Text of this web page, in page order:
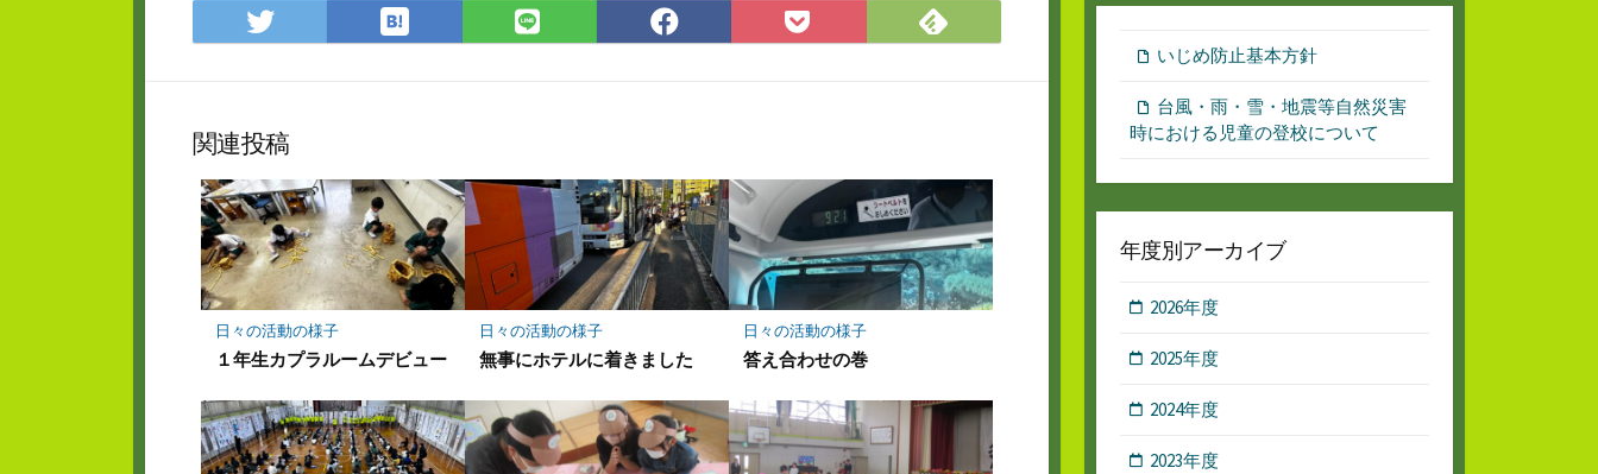
Twitter
で
ア
は
て
マ
ー
ク
に
保
LINE
で
Facebook
で
Pocket
に
Feedly
で
関連投稿
日々の活動の様子
１年生カプラルームデビュー
日々の活動の様子
無事にホテルに着きました
日々の活動の様子
答え合わせの巻
いじめ防止基本方針
台風・雨・雪・地震等自然災害
時における児童の登校について
年度別アーカイブ
2026年度
2025年度
2024年度
2023年度